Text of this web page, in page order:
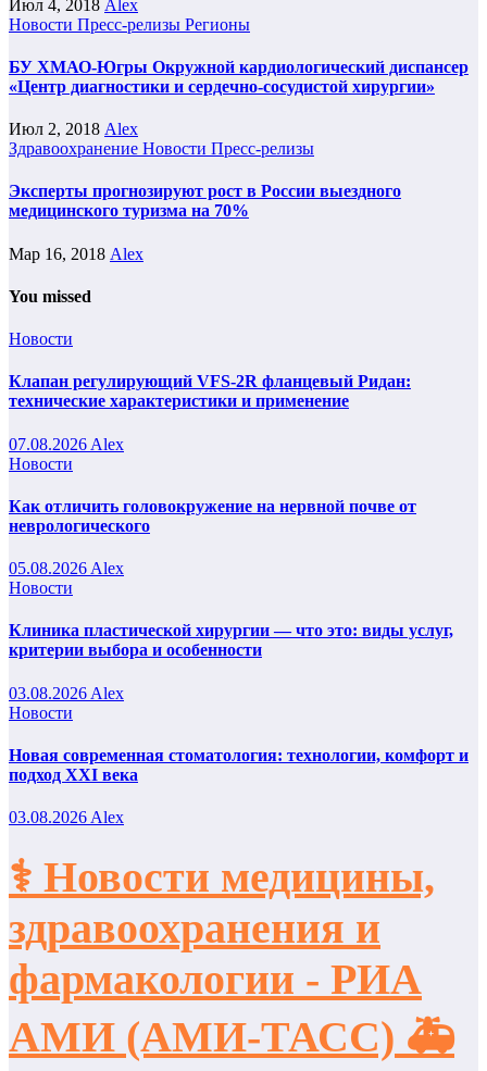
Июл 4, 2018 Alex
Новости Пресс-релизы Регионы
БУ ХМАО-Югры Окружной кардиологический диспансер
«Центр диагностики и сердечно-сосудистой хирургии»
Июл 2, 2018 Alex
Здравоохранение Новости Пресс-релизы
Эксперты прогнозируют рост в России выездного
медицинского туризма на 70%
Мар 16, 2018 Alex
You missed
Новости
Клапан регулирующий VFS-2R фланцевый Ридан:
технические характеристики и применение
07.08.2026 Alex
Новости
Как отличить головокружение на нервной почве от
неврологического
05.08.2026 Alex
Новости
Клиника пластической хирургии — что это: виды услуг,
критерии выбора и особенности
03.08.2026 Alex
Новости
Новая современная стоматология: технологии, комфорт и
подход XXI века
03.08.2026 Alex
⚕️ Новости медицины,
здравоохранения и
фармакологии - РИА
АМИ (АМИ-ТАСС) 🚑